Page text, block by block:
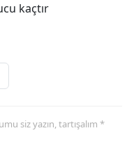
kaçtır
siz yazın, tartışalım *